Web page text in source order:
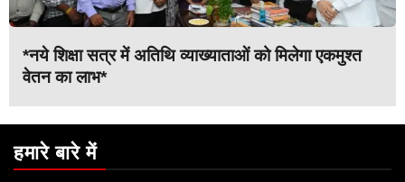
*नये शिक्षा सत्र में अतिथि व्याख्याताओं को मिलेगा एकमुश्त
वेतन का लाभ*
हमारे बारे में